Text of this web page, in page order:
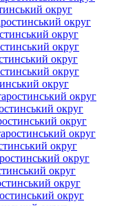
округ
округ
округ
округ
округ
округ
округ
округ
округ
округ
округ
округ
округ
округ
округ
округ